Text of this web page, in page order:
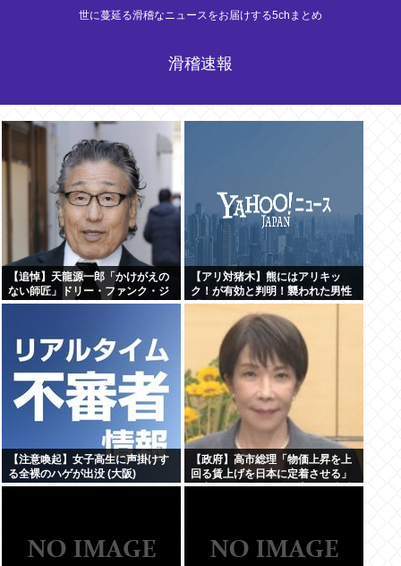
世に蔓延る滑稽なニュースをお届けする5chまとめ
滑稽速報
【追悼】天龍源一郎「かけがえの
ない師匠」ドリー・ファンク・ジ
ュニアさん追悼
【アリ対猪木】熊にはアリキッ
ク！が有効と判明！襲われた男性
「アリキックで追っ払った」
【注意喚起】女子高生に声掛けす
る全裸のハゲが出没 (大阪)
【政府】高市総理「物価上昇を上
回る賃上げを日本に定着させる」
国家公務員月給3.51%増へ 人事院